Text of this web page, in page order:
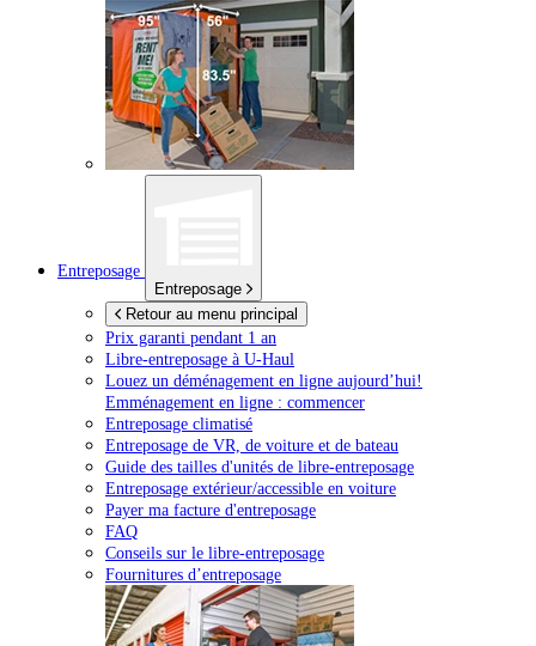
Entreposage
Entreposage
Retour au menu principal
Prix garanti pendant 1 an
Libre-entreposage à U-Haul
Louez un déménagement en ligne aujourd’hui!
Emménagement en ligne : commencer
Entreposage climatisé
Entreposage de VR, de voiture et de bateau
Guide des tailles d'unités de libre-entreposage
Entreposage extérieur/accessible en voiture
Payer ma facture d'entreposage
FAQ
Conseils sur le libre-entreposage
Fournitures d’entreposage